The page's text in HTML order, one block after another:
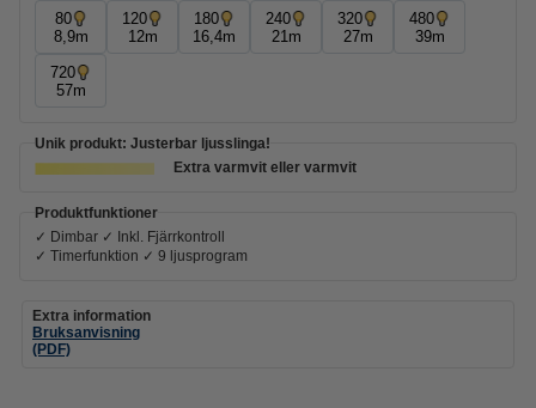
80
8,9m
120
12m
180
16,4m
240
21m
320
27m
480
39m
720
57m
Unik produkt: Justerbar ljusslinga!
Extra varmvit eller varmvit
Produktfunktioner
✓ Dimbar ✓ Inkl. Fjärrkontroll
✓ Timerfunktion ✓ 9 ljusprogram
Extra information
Bruksanvisning
(PDF)